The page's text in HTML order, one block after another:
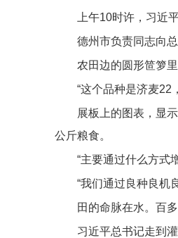
上午10时许，习近
德州市负责同志向
农田边的圆形笸箩
“这个品种是济麦22
展板上的图表，显
公斤粮食。
“主要通过什么方式
“我们通过良种良机
田的命脉在水。百
习近平总书记走到